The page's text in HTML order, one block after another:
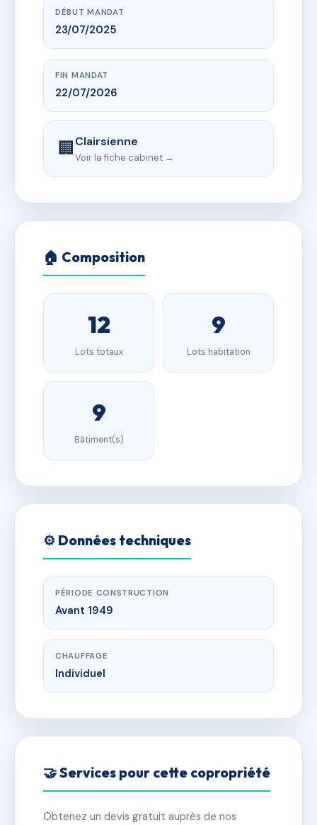
DÉBUT MANDAT
23/07/2025
FIN MANDAT
22/07/2026
🏢Clairsienne
Voir la fiche cabinet →
🏠 Composition
12
Lots totaux
9
Lots habitation
9
Bâtiment(s)
⚙️ Données techniques
PÉRIODE CONSTRUCTION
Avant 1949
CHAUFFAGE
Individuel
🤝 Services pour cette copropriété
Obtenez un devis gratuit auprès de nos